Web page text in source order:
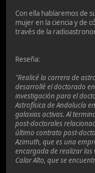
Con ella hablaremos de
mujer en la ciencia y de
través de la
Reseña:
"Realicé la carrera de
desarrollé el doctorado
investigación para el
Astrofísica de Andalucía
galaxias activas. Al
post-doctorales
último contrato post-
Azimuth, que es una
encargada de realizar las
Calar Alto, que se